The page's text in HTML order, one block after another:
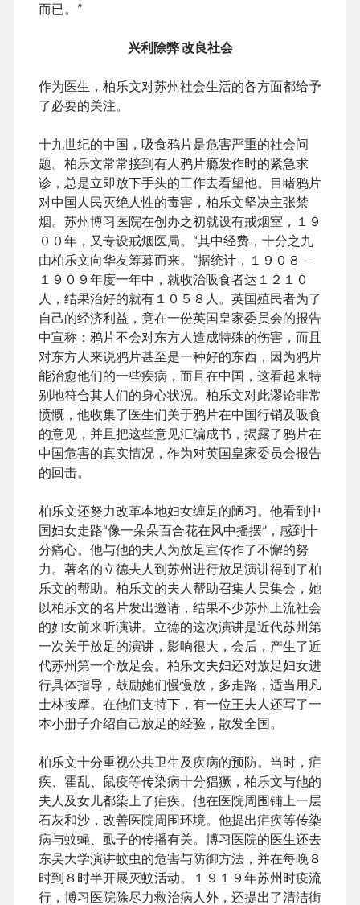
而已。”
兴利除弊 改良社会
作为医生，柏乐文对苏州社会生活的各方面都给予
了必要的关注。
十九世纪的中国，吸食鸦片是危害严重的社会问
题。柏乐文常常接到有人鸦片瘾发作时的紧急求
诊，总是立即放下手头的工作去看望他。目睹鸦片
对中国人民灭绝人性的毒害，柏乐文坚决主张禁
烟。苏州博习医院在创办之初就设有戒烟室，１９
００年，又专设戒烟医局。“其中经费，十分之九
由柏乐文向华友筹募而来。”据统计，１９０８－
１９０９年度一年中，就收治吸食者达１２１０
人，结果治好的就有１０５８人。英国殖民者为了
自己的经济利益，竟在一份英国皇家委员会的报告
中宣称：鸦片不会对东方人造成特殊的伤害，而且
对东方人来说鸦片甚至是一种好的东西，因为鸦片
能治愈他们的一些疾病，而且在中国，这看起来特
别地符合其人们的身心状况。柏乐文对此谬论非常
愤慨，他收集了医生们关于鸦片在中国行销及吸食
的意见，并且把这些意见汇编成书，揭露了鸦片在
中国危害的真实情况，作为对英国皇家委员会报告
的回击。
柏乐文还努力改革本地妇女缠足的陋习。他看到中
国妇女走路“像一朵朵百合花在风中摇摆”，感到十
分痛心。他与他的夫人为放足宣传作了不懈的努
力。著名的立德夫人到苏州进行放足演讲得到了柏
乐文的帮助。柏乐文的夫人帮助召集人员集会，她
以柏乐文的名片发出邀请，结果不少苏州上流社会
的妇女前来听演讲。立德的这次演讲是近代苏州第
一次关于放足的演讲，影响很大，会后，产生了近
代苏州第一个放足会。柏乐文夫妇还对放足妇女进
行具体指导，鼓励她们慢慢放，多走路，适当用凡
士林按摩。在他们支持下，有一位王夫人还写了一
本小册子介绍自己放足的经验，散发全国。
柏乐文十分重视公共卫生及疾病的预防。当时，疟
疾、霍乱、鼠疫等传染病十分猖獗，柏乐文与他的
夫人及女儿都染上了疟疾。他在医院周围铺上一层
石灰和沙，改善医院周围环境。他提出疟疾等传染
病与蚊蝇、虱子的传播有关。博习医院的医生还去
东吴大学演讲蚊虫的危害与防御方法，并在每晚８
时到８时半开展灭蚊活动。１９１９年苏州时疫流
行，博习医院除尽力救治病人外，还提出了清洁街